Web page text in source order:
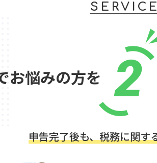
SERVICE
お悩みの方を 2
申告完了後も、税務に関す